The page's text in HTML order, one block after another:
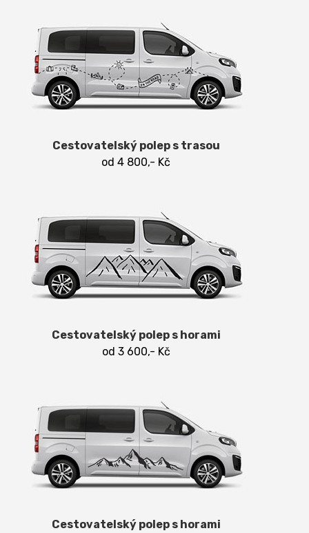
Cestovatelský polep s trasou
od 4 800,- Kč
Cestovatelský polep s horami
od 3 600,- Kč
Cestovatelský polep s horami